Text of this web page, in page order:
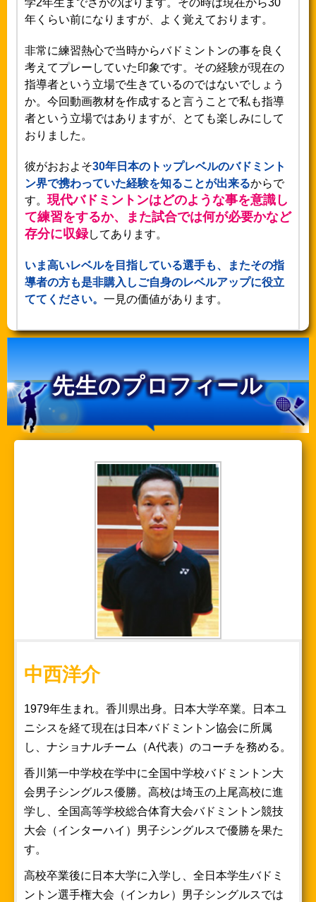
学2年生までさかのぼります。その時は現在から30
年くらい前になりますが、よく覚えております。
非常に練習熱心で当時からバドミントンの事を良く
考えてプレーしていた印象です。その経験が現在の
指導者という立場で生きているのではないでしょう
か。今回動画教材を作成すると言うことで私も指導
者という立場ではありますが、とても楽しみにして
おりました。
彼がおおよそ30年日本のトップレベルのバドミント
ン界で携わっていた経験を知ることが出来るからで
す。 現代バドミントンはどのような事を意識し
て練習をするか、また試合では何が必要かなど
存分に収録してあります。
いま高いレベルを目指している選手も、またその指
導者の方も是非購入しご自身のレベルアップに役立
ててください。 一見の価値があります。
先生のプロフィール
中西洋介
1979年生まれ。香川県出身。日本大学卒業。日本ユ
ニシスを経て現在は日本バドミントン協会に所属
し、ナショナルチーム（A代表）のコーチを務める。
香川第一中学校在学中に全国中学校バドミントン大
会男子シングルス優勝。高校は埼玉の上尾高校に進
学し、全国高等学校総合体育大会バドミントン競技
大会（インターハイ）男子シングルスで優勝を果た
す。
高校卒業後に日本大学に入学し、全日本学生バドミ
ントン選手権大会（インカレ）男子シングルスでは